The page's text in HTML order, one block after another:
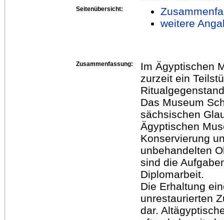
Seitenübersicht:
weitere
Zusammenfassung:
Im Ägyptischen
zurzeit ein
Das Museum
sächsischen
Ägyptischen
Konservierung
unbehandelten
sind die
Diplomarbeit.
Die Erhaltung
unrestaurierten
dar.